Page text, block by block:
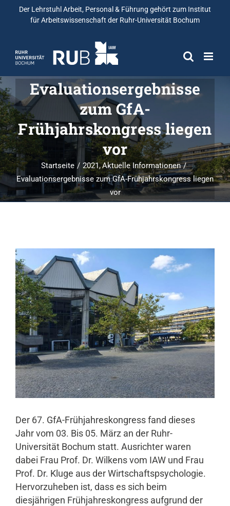
Der Lehrstuhl Arbeit, Personal & Führung gehört zum Institut
für Arbeitswissenschaft der Ruhr-Universität Bochum
Evaluationsergebnisse
zum GfA-
Frühjahrskongress liegen
vor
Startseite 2021 Aktuelle Informationen
Evaluationsergebnisse zum GfA-Frühjahrskongress liegen
vor
Der 67. GfA-Frühjahreskongress fand dieses
Jahr vom 03. Bis 05. März an der Ruhr-
Universität Bochum statt. Ausrichter waren
dabei Frau Prof. Dr. Wilkens vom IAW und Frau
Prof. Dr. Kluge aus der Wirtschaftspsychologie.
Hervorzuheben ist, dass es sich beim
diesjährigen Frühjahreskongress aufgrund der